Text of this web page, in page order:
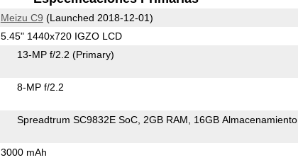
Meizu C9 (Launched 2018-12-01)
5.45" 1440x720 IGZO LCD
13-MP f/2.2 (Primary)
8-MP f/2.2
Spreadtrum SC9832E SoC 2GB RAM 16GB Almacenamiento
3000 mAh